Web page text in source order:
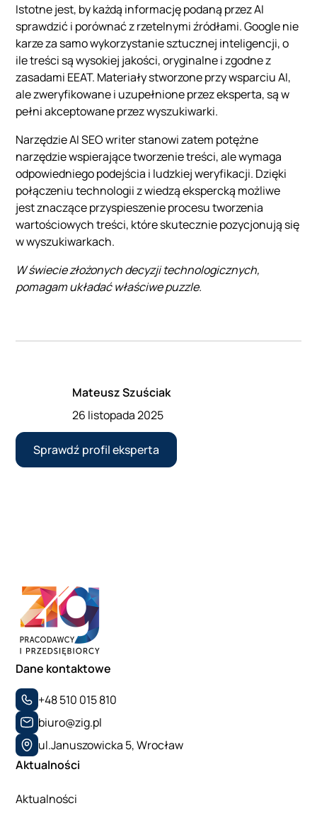
Istotne jest, by każdą informację podaną przez AI
sprawdzić i porównać z rzetelnymi źródłami. Google nie
karze za samo wykorzystanie sztucznej inteligencji, o
ile treści są wysokiej jakości, oryginalne i zgodne z
zasadami EEAT. Materiały stworzone przy wsparciu AI,
ale zweryfikowane i uzupełnione przez eksperta, są w
pełni akceptowane przez wyszukiwarki.
Narzędzie AI SEO writer stanowi zatem potężne
narzędzie wspierające tworzenie treści, ale wymaga
odpowiedniego podejścia i ludzkiej weryfikacji. Dzięki
połączeniu technologii z wiedzą ekspercką możliwe
jest znaczące przyspieszenie procesu tworzenia
wartościowych treści, które skutecznie pozycjonują się
w wyszukiwarkach.
W świecie złożonych decyzji technologicznych,
pomagam układać właściwe puzzle.
Mateusz Szuściak
26 listopada 2025
Sprawdź profil eksperta
Dane kontaktowe
+48 510 015 810
biuro@zig.pl
ul.Januszowicka 5, Wrocław
Aktualności
Aktualności